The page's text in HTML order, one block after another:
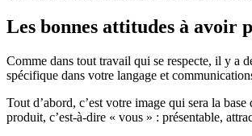
Les bonnes attitudes à avoir
Comme dans tout travail qui se respecte, il y a
spécifique dans votre langage et
Tout d’abord, c’est votre image qui sera la
produit, c’est-à-dire « vous » : présentable,